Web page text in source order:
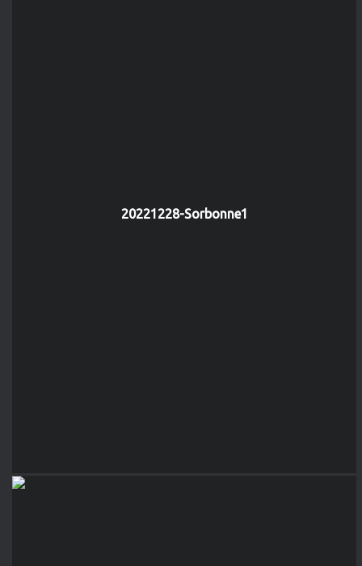
20221228-Sorbonne1